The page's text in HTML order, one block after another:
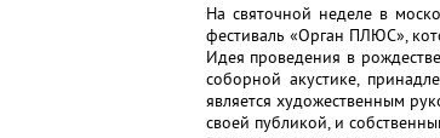
На святочной неделе в
фестиваль «Орган ПЛЮС»,
Идея проведения в
соборной акустике,
является художественным
своей публикой, и